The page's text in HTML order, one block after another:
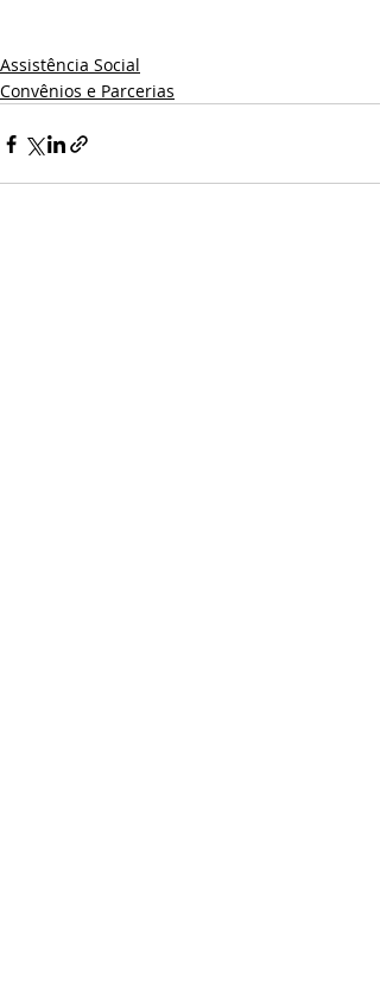
Assistência Social
Convênios e Parcerias